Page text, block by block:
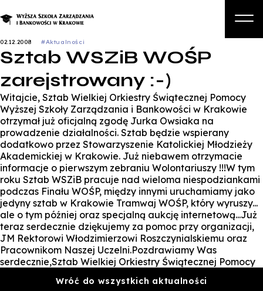
Studia podyplomowe i kursy
Kandydat
Student
Biznes
Zapisz się na studia
02.12.2008 #Aktualności
Sztab WSZiB WOŚP
zarejstrowany :-)
Witajcie, Sztab Wielkiej Orkiestry Świątecznej Pomocy
Wyższej Szkoły Zarządzania i Bankowości w Krakowie
otrzymał już oficjalną zgodę Jurka Owsiaka na
prowadzenie działalności. Sztab będzie wspierany
dodatkowo przez Stowarzyszenie Katolickiej Młodzieży
Akademickiej w Krakowie. Już niebawem otrzymacie
informacje o pierwszym zebraniu Wolontariuszy !!!W tym
roku Sztab WSZiB pracuje nad wieloma niespodziankami
podczas Finału WOŚP, między innymi uruchamiamy jako
jedyny sztab w Krakowie Tramwaj WOŚP, który wyruszy...
ale o tym później oraz specjalną aukcję internetową...Już
teraz serdecznie dziękujemy za pomoc przy organizacji,
JM Rektorowi Włodzimierzowi Roszczynialskiemu oraz
Pracownikom Naszej Uczelni.Pozdrawiamy Was
serdecznie,Sztab Wielkiej Orkiestry Świątecznej Pomocy
Wróć do wszystkich aktualności